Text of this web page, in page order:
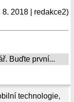
technologie,
8. 2018 | redakce2)
Buďte první...